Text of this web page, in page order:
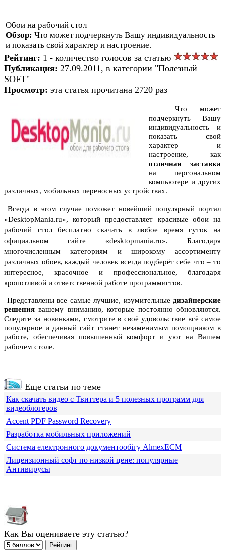
Обои на рабочий стол
Обзор: Что может подчеркнуть Вашу индивидуальность
и показать свой характер и настроение.
Рейтинг: 1 - количество голосов за статью
Публикация: 27.09.2011, в категории "Полезный
SOFT"
Просмотр: эта статья прочитана 2720 раз
Что может
подчеркнуть Вашу
индивидуальность и
показать свой
характер и
настроение, как
отличная заставка
на персональном
компьютере и других
различных, мобильных переносных устройствах.
Всегда в этом случае поможет новейший популярный портал
«DesktopMania.ru», который предоставляет красивые обои на
рабочий стол бесплатно скачать в любое время суток на
официальном сайте «desktopmania.ru».
Благодаря
многочисленным категориям и широкому ассортименту
различных обоев, каждый человек всегда подберёт себе что – то
интересное, красочное и профессиональное, благодаря
кропотливой и ответственной работе программистов.
Представлены все самые лучшие, изумительные дизайнерские
решения вашему вниманию, которые постоянно обновляются.
Следите за новинками, смотрите в своё удовольствие всё самое
популярное и данный сайт станет незаменимым помощником в
работе, обеспечивая повышенный комфорт и уют на Вашем
рабочем столе.
Еще статьи по теме
Как скачать видео с Твиттера и 5 полезных программ для
видеоблогеров
Accent PDF Password Recovery
Разработка мобильных приложений
Система електронного документообігу AlmexECM
Лицензионный софт по низкой цене: популярные
Антивирусы
Как Вы оцениваете эту статью?